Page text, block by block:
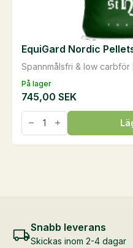
På lager
Spannmålsfri & low carbför
EquiGard Nordic
745,00 SEK
EquiGard
Nordic
Pellets,
25
Snabb leverans
Skickas inom 2-4 dagar